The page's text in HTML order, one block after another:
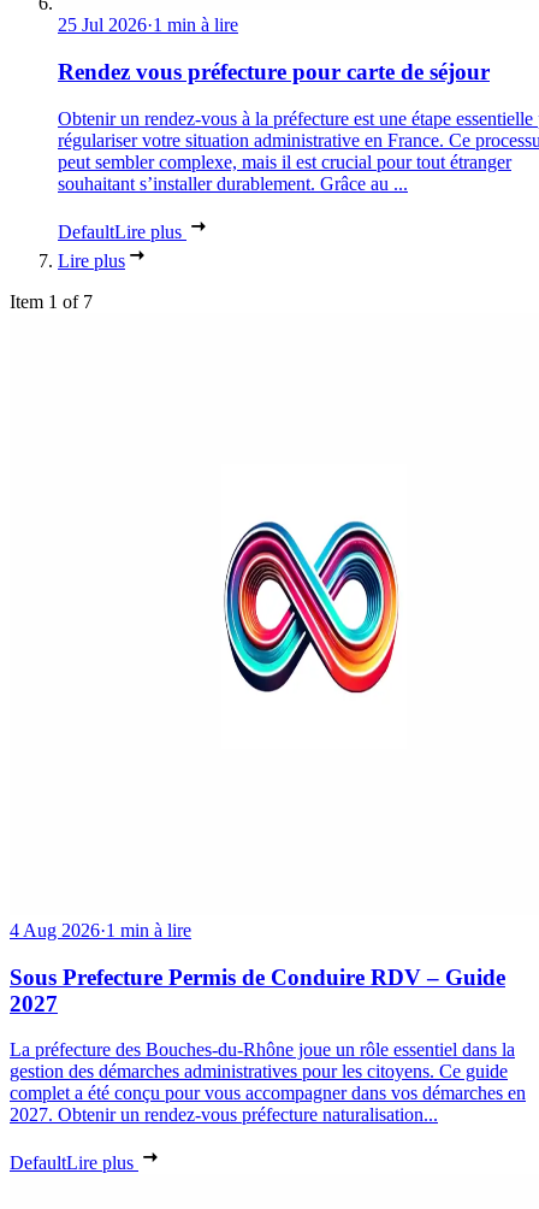
25 Jul 2026·1 min à lire
Rendez vous préfecture pour carte de séjour
Obtenir un rendez-vous à la préfecture est une étape essentielle
régulariser votre situation administrative en France. Ce
peut sembler complexe, mais il est crucial pour tout étranger
souhaitant s’installer durablement. Grâce au ...
DefaultLire plus
Lire plus
Item 1 of 7
4 Aug 2026·1 min à lire
Sous Prefecture Permis de Conduire RDV – Guide
2027
La préfecture des Bouches-du-Rhône joue un rôle essentiel dans la
gestion des démarches administratives pour les citoyens. Ce guide
complet a été conçu pour vous accompagner dans vos démarches en
2027. Obtenir un rendez-vous préfecture naturalisation...
DefaultLire plus